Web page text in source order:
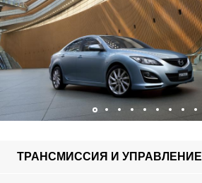
ТРАНСМИССИЯ И УПРАВЛЕНИЕ